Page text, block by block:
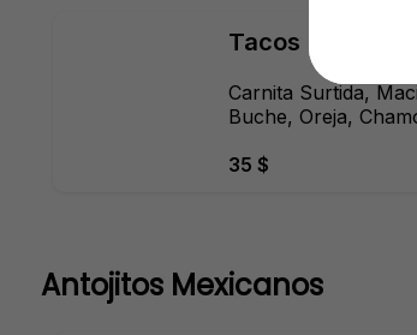
Tacos
Carnita Surtida,
Buche, Oreja,
35 $
Antojitos Mexicanos